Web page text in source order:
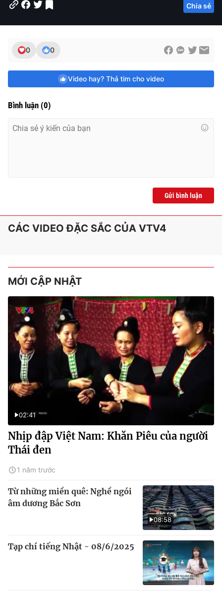
Chia sẻ
0 0
Video hay? Thả tim cho video
Bình luận (0)
Gửi bình luận
CÁC VIDEO ĐẶC SẮC CỦA VTV4
MỚI CẬP NHẬT
02:41
Nhịp đập Việt Nam: Khăn Piêu của người
Thái đen
1 năm trước
08:58
Từ những miền quê: Nghề ngói
âm dương Bắc Sơn
Tạp chí tiếng Nhật - 08/6/2025